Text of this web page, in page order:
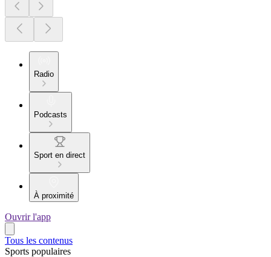
Radio
Podcasts
Sport en direct
À proximité
Ouvrir l'app
Tous les contenus
Sports populaires